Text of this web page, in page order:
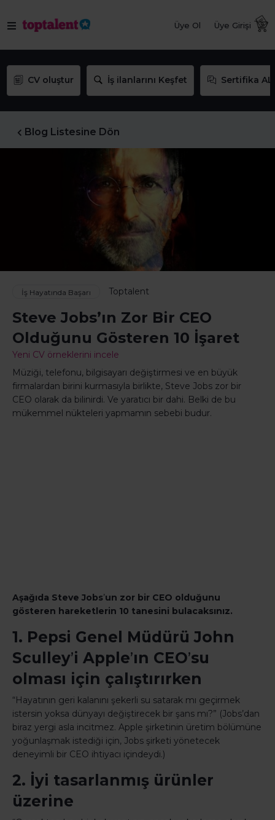
Üye Ol Üye Girişi
CV oluştur İş ilanlarını Keşfet Sertifika AL
Blog Listesine Dön
İş Hayatında Başarı Toptalent
Steve Jobs’ın Zor Bir CEO
Olduğunu Gösteren 10 İşaret
Yeni CV örneklerini incele
Müziği, telefonu, bilgisayarı değiştirmesi ve en büyük
firmalardan birini kurmasıyla birlikte, Steve Jobs zor bir
CEO olarak da bilinirdi. Ve yaratıcı bir dahi. Belki de bu
mükemmel nükteleri yapmamın sebebi budur.
Aşağıda Steve Jobs’un zor bir CEO olduğunu
gösteren hareketlerin 10 tanesini bulacaksınız.
1. Pepsi Genel Müdürü John
Sculley’i Apple’ın CEO’su
olması için çalıştırırken
“Hayatının geri kalanını şekerli su satarak mı geçirmek
istersin yoksa dünyayı değiştirecek bir şans mı?” (Jobs’dan
biraz yergi asla incitmez. Apple şirketinin üretim bölümüne
yoğunlaşmak istediği için, Jobs şirketi yönetecek
deneyimli bir CEO ihtiyacı içindeydi.)
2. İyi tasarlanmış ürünler
üzerine